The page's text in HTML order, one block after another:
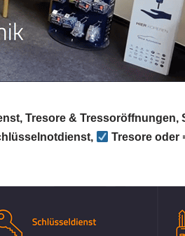
Tresore & Tressoröffnungen,
Tresore oder